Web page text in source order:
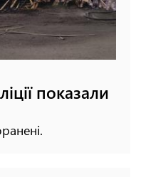
показали